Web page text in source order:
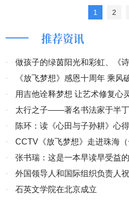
推荐资讯
·
做孩子的绿茵阳光和彩虹、《
机
·
《放飞梦想》感恩十周年 乘风
·
用吉他诠释梦想 让艺术修复心
·
太行之子——著名书法家于半丁
·
陈环：读《心田与子孙耕》心得
·
CCTV《放飞梦想》走进珠海（
·
张书瑞：这是一本早读早受益
·
外国领导人和国际组织负责人
·
石英文学院在北京成立
鹏、海玲、火火格格、罗茶茶、韦振
1 2